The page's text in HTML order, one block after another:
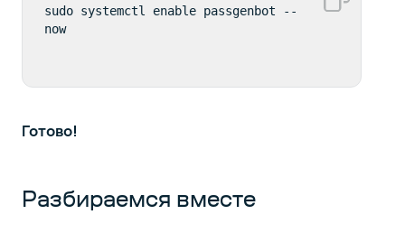
sudo systemctl enable passgenbot --
now
Готово!
Разбираемся вместе